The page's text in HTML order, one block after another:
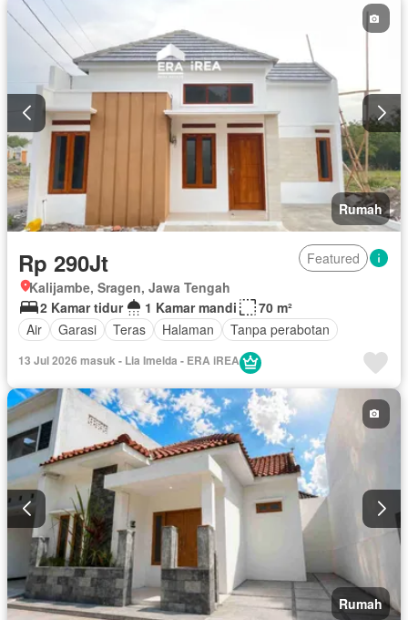
Rumah
Rp 290Jt
Featured
Kalijambe, Sragen, Jawa Tengah
2 Kamar tidur
1 Kamar mandi
70 m²
Air
Garasi Teras Halaman Tanpa perabotan
13 Jul 2026 masuk - Lia Imelda - ERA iREA
Rumah